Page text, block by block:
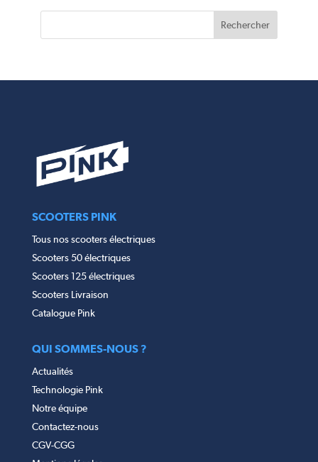
SCOOTERS PINK
Tous nos scooters électriques
Scooters 50 électriques
Scooters 125 électriques
Scooters Livraison
Catalogue Pink
QUI SOMMES-NOUS ?
Actualités
Technologie Pink
Notre équipe
Contactez-nous
CGV-CGG